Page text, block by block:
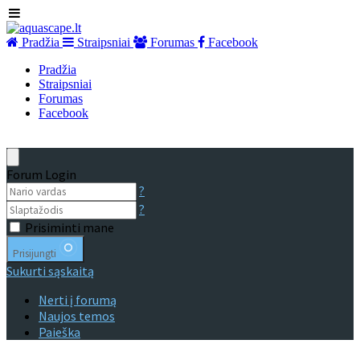
Pradžia Straipsniai Forumas
Facebook
Pradžia
Straipsniai
Forumas
Facebook
Forum Login
?
?
Prisiminti mane
Prisijungti
Sukurti sąskaitą
Nerti į forumą
Naujos temos
Paieška